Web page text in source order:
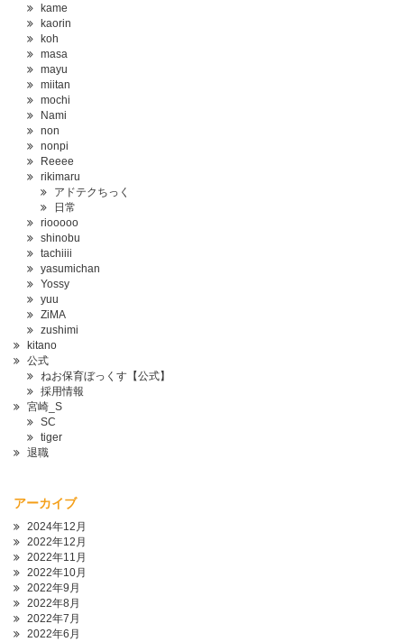
kame
kaorin
koh
masa
mayu
miitan
mochi
Nami
non
nonpi
Reeee
rikimaru
アドテクちっく
日常
riooooo
shinobu
tachiiii
yasumichan
Yossy
yuu
ZiMA
zushimi
kitano
公式
ねお保育ぼっくす【公式】
採用情報
宮崎_S
SC
tiger
退職
アーカイブ
2024年12月
2022年12月
2022年11月
2022年10月
2022年9月
2022年8月
2022年7月
2022年6月